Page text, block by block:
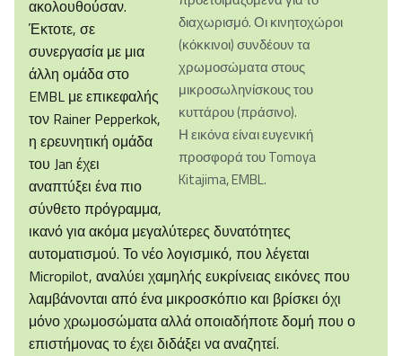
διαχωρισμό. Οι κινητοχώροι
(κόκκινοι) συνδέουν τα
χρωμοσώματα στους
μικροσωληνίσκους του
κυττάρου (πράσινο).
Η εικόνα είναι ευγενική
προσφορά του Tomoya
Kitajima, EMBL.
ακολουθούσαν.
Έκτοτε, σε
συνεργασία με μια
άλλη ομάδα στο
EMBL με επικεφαλής
τον Rainer Pepperkok,
η ερευνητική ομάδα
του Jan έχει
αναπτύξει ένα πιο
σύνθετο πρόγραμμα,
ικανό για ακόμα μεγαλύτερες δυνατότητες
αυτοματισμού. Το νέο λογισμικό, που λέγεται
Micropilot, αναλύει χαμηλής ευκρίνειας εικόνες που
λαμβάνονται από ένα μικροσκόπιο και βρίσκει όχι
μόνο χρωμοσώματα αλλά οποιαδήποτε δομή που ο
επιστήμονας το έχει διδάξει να αναζητεί.